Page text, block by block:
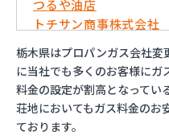
つるや油店
トチサン商事株式会社
フジオックス株式会社
マイシティプロパンガス
ミライフ株式会社 大
烏山プロパン株式会社
烏山通運株式会社プロ
栃木県はプロパンガス会社変
に当社でも多くのお客様にガ
料金の設定が割高となってい
荘地においてもガス料金のお
ております。